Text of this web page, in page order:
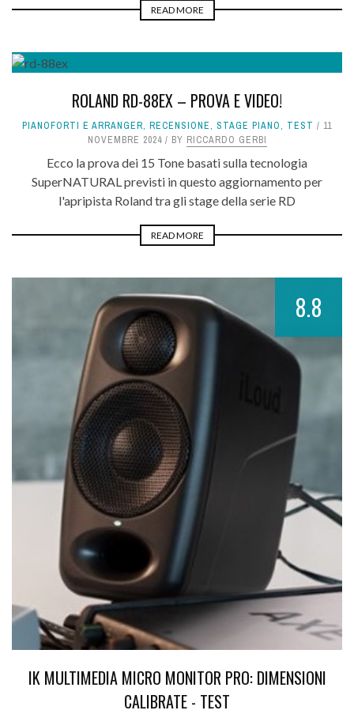
READ MORE
ROLAND RD-88EX – PROVA E VIDEO!
PIANOFORTI E ARRANGER, RECENSIONE, STAGE PIANO, TEST
11
NOVEMBRE 2024
BY RICCARDO GERBI
Ecco la prova dei 15 Tone basati sulla tecnologia
SuperNATURAL previsti in questo aggiornamento per
l'apripista Roland tra gli stage della serie RD
READ MORE
8.8
IK MULTIMEDIA MICRO MONITOR PRO: DIMENSIONI
CALIBRATE - TEST